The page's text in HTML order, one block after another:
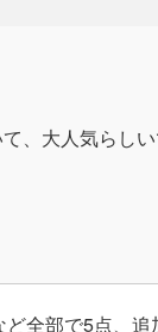
、大人気らし
全部で5点、